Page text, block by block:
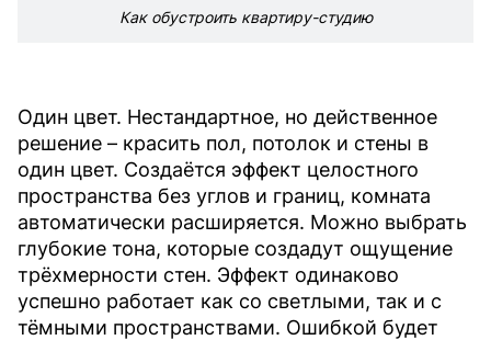
Как обустроить квартиру-студию
Один цвет. Нестандартное, но действенное
решение – красить пол, потолок и стены в
один цвет. Создаётся эффект целостного
пространства без углов и границ, комната
автоматически расширяется. Можно выбрать
глубокие тона, которые создадут ощущение
трёхмерности стен. Эффект одинаково
успешно работает как со светлыми, так и с
тёмными пространствами. Ошибкой будет